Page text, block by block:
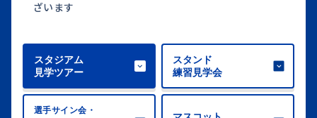
ざいます
スタジアム
見学ツアー
スタンド
練習見学会
選手サイン会・